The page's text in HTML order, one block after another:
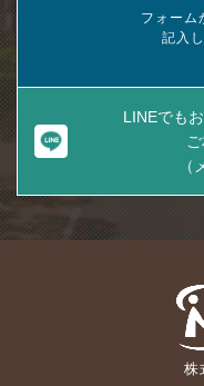
フォーム
記入
LINEでも
（
株